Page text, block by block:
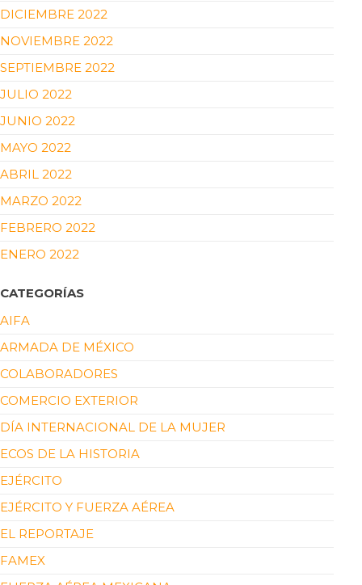
DICIEMBRE 2022
NOVIEMBRE 2022
SEPTIEMBRE 2022
JULIO 2022
JUNIO 2022
MAYO 2022
ABRIL 2022
MARZO 2022
FEBRERO 2022
ENERO 2022
CATEGORÍAS
AIFA
ARMADA DE MÉXICO
COLABORADORES
COMERCIO EXTERIOR
DÍA INTERNACIONAL DE LA MUJER
ECOS DE LA HISTORIA
EJÉRCITO
EJÉRCITO Y FUERZA AÉREA
EL REPORTAJE
FAMEX